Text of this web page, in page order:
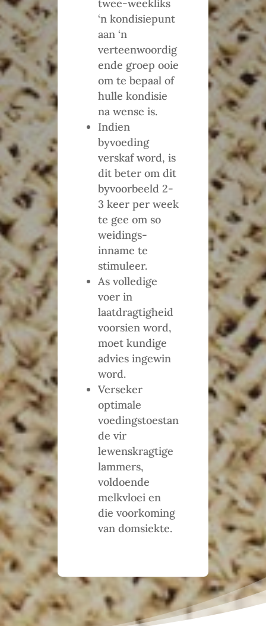
twee-weekliks
‘n kondisiepunt
aan ‘n
verteenwoordig
ende groep ooie
om te bepaal of
hulle kondisie
na wense is.
Indien
byvoeding
verskaf word, is
dit beter om dit
byvoorbeeld 2-
3 keer per week
te gee om so
weidings-
inname te
stimuleer.
As volledige
voer in
laatdragtigheid
voorsien word,
moet kundige
advies ingewin
word.
Verseker
optimale
voedingstoestan
de vir
lewenskragtige
lammers,
voldoende
melkvloei en
die voorkoming
van domsiekte.